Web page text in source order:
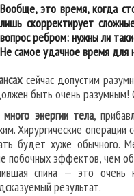
Вообще, это время, когда
лишь скорректирует
вопрос ребром: нужны ли
Не самое удачное время для
сейчас допустим
быть очень разумным!
энергии тела,
Хирургические
будет хуже обычного.
побочных эффектов, чем
спина — это очень
результат.